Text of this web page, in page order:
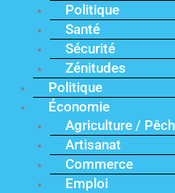
Politique
Santé
Sécurité
Zénitudes
Politique
Économie
Agriculture /
Artisanat
Commerce
Emploi